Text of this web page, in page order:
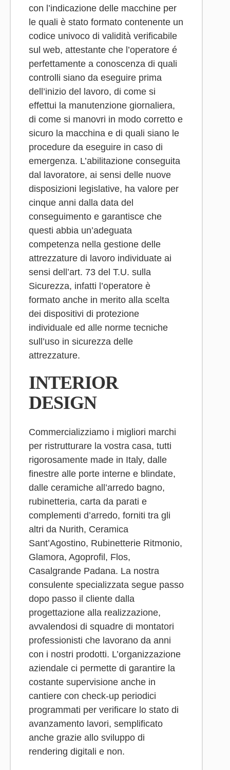
con l’indicazione delle macchine per
le quali è stato formato contenente un
codice univoco di validità verificabile
sul web, attestante che l’operatore é
perfettamente a conoscenza di quali
controlli siano da eseguire prima
dell’inizio del lavoro, di come si
effettui la manutenzione giornaliera,
di come si manovri in modo corretto e
sicuro la macchina e di quali siano le
procedure da eseguire in caso di
emergenza. L’abilitazione conseguita
dal lavoratore, ai sensi delle nuove
disposizioni legislative, ha valore per
cinque anni dalla data del
conseguimento e garantisce che
questi abbia un’adeguata
competenza nella gestione delle
attrezzature di lavoro individuate ai
sensi dell’art. 73 del T.U. sulla
Sicurezza, infatti l’operatore è
formato anche in merito alla scelta
dei dispositivi di protezione
individuale ed alle norme tecniche
sull’uso in sicurezza delle
attrezzature.
INTERIOR
DESIGN
Commercializziamo i migliori marchi
per ristrutturare la vostra casa, tutti
rigorosamente made in Italy, dalle
finestre alle porte interne e blindate,
dalle ceramiche all’arredo bagno,
rubinetteria, carta da parati e
complementi d’arredo, forniti tra gli
altri da Nurith, Ceramica
Sant’Agostino, Rubinetterie Ritmonio,
Glamora, Agoprofil, Flos,
Casalgrande Padana. La nostra
consulente specializzata segue passo
dopo passo il cliente dalla
progettazione alla realizzazione,
avvalendosi di squadre di montatori
professionisti che lavorano da anni
con i nostri prodotti. L’organizzazione
aziendale ci permette di garantire la
costante supervisione anche in
cantiere con check-up periodici
programmati per verificare lo stato di
avanzamento lavori, semplificato
anche grazie allo sviluppo di
rendering digitali e non.